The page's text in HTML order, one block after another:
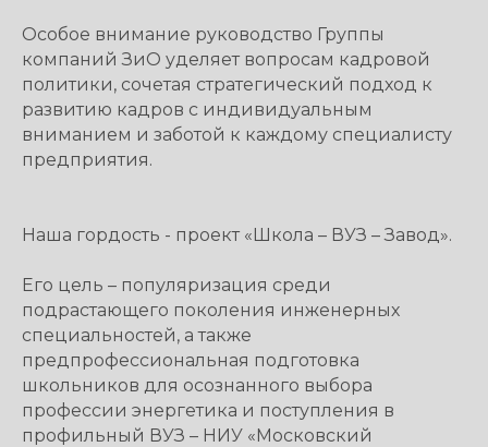
Особое внимание руководство Группы
компаний ЗиО уделяет вопросам кадровой
политики, сочетая стратегический подход к
развитию кадров с индивидуальным
вниманием и заботой к каждому специалисту
предприятия.
Наша гордость - проект «Школа – ВУЗ – Завод».
Его цель – популяризация среди
подрастающего поколения инженерных
специальностей, а также
предпрофессиональная подготовка
школьников для осознанного выбора
профессии энергетика и поступления в
профильный ВУЗ – НИУ «Московский